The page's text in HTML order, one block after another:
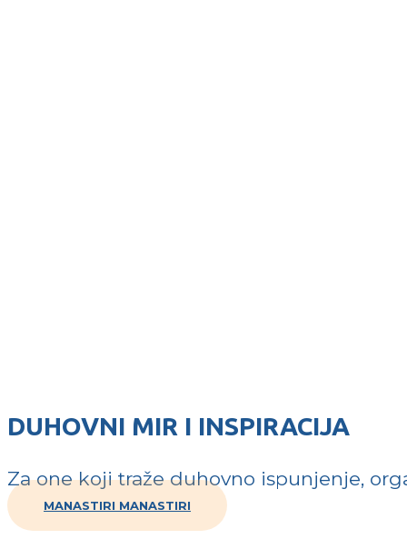
DUHOVNI MIR I INSPIRACIJA
Za one koji traže duhovno ispunjenje,
MANASTIRI MANASTIRI